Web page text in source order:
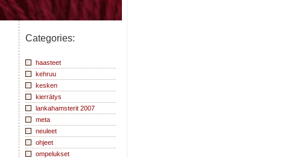
Categories:
haasteet
kehruu
kesken
kierrätys
lankahamsterit 2007
meta
neuleet
ohjeet
ompelukset